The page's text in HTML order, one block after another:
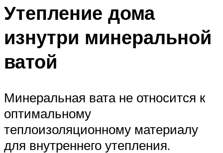
Утепление дома
изнутри минеральной
ватой
Минеральная вата не относится к
оптимальному
теплоизоляционному материалу
для внутреннего утепления.